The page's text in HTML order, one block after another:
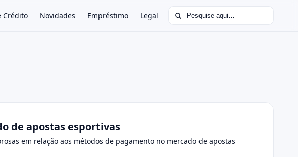
Crédito Novidades Empréstimo Legal Buscar por:
de apostas esportivas
em relação aos métodos de pagamento no mercado de apostas